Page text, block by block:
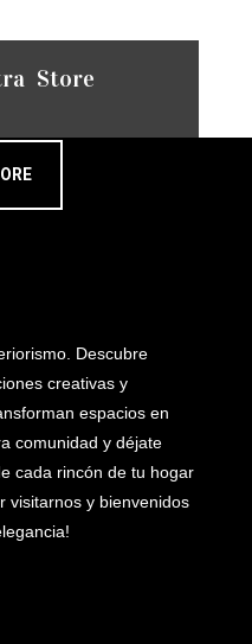
Store
Descubre
creativas y
espacios en
comunidad y déjate
cada rincón de tu hogar
visitarnos y bienvenidos